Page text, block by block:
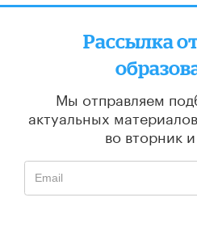
Рассылка
Мы отправляем
актуальных материалов
во вторник